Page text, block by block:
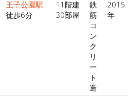
王子公園駅
徒歩6分
11階建
30部屋
鉄
筋
コ
ン
ク
リ
ー
ト
造
2015
年